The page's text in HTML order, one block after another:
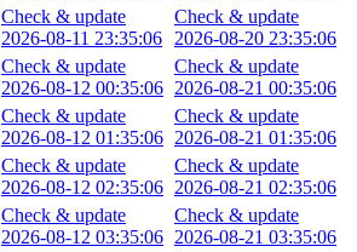
Check & update
2026-08-11 23:35:06
Check & update
2026-08-12 00:35:06
Check & update
2026-08-12 01:35:06
Check & update
2026-08-12 02:35:06
Check & update
2026-08-12 03:35:06
Check & update
2026-08-20 23:35:06
Check & update
2026-08-21 00:35:06
Check & update
2026-08-21 01:35:06
Check & update
2026-08-21 02:35:06
Check & update
2026-08-21 03:35:06